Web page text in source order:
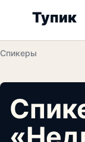
Тупик
Спикеры